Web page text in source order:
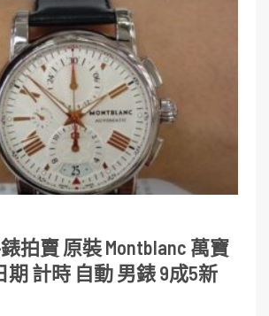
拍賣 原裝 Montblanc 萬寶
期 計時 自動 男錶 9成5新